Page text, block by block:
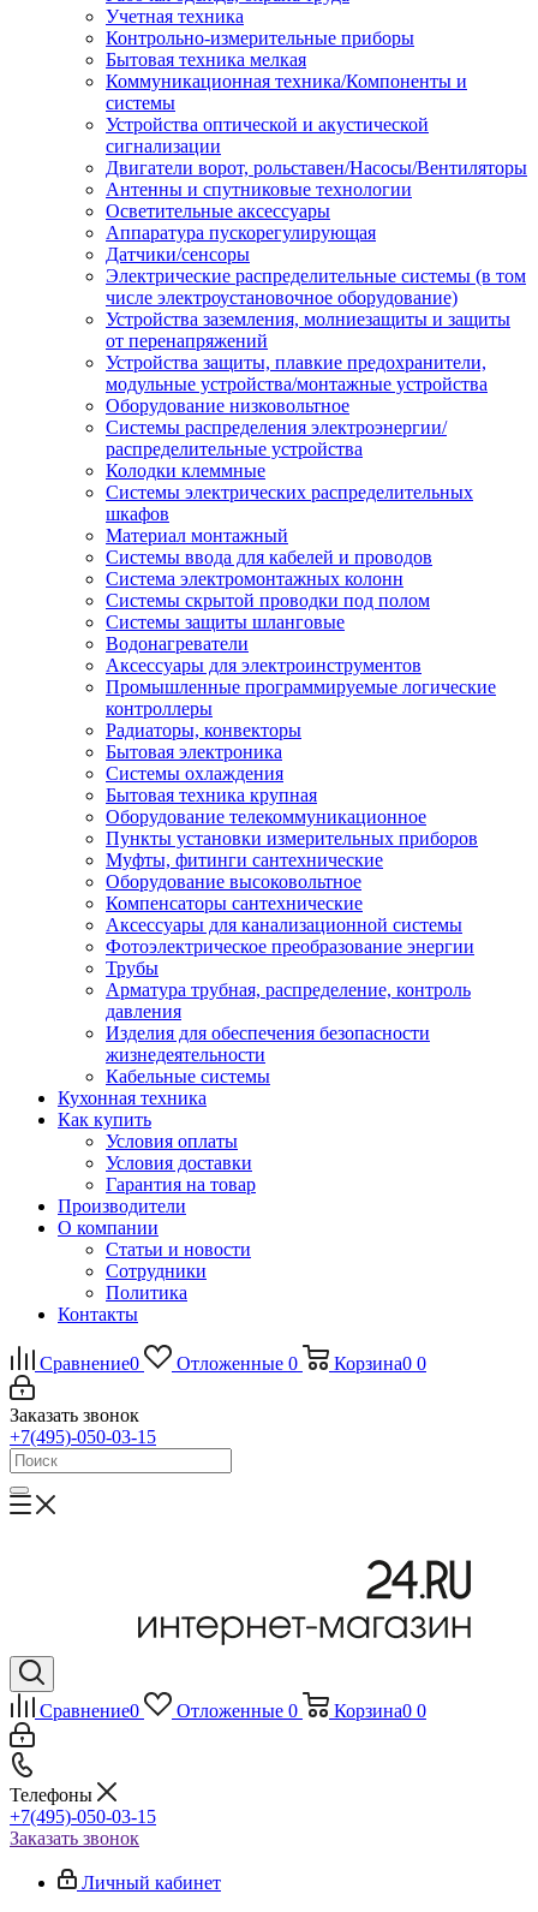
Учетная техника
Контрольно-измерительные приборы
Бытовая техника мелкая
Коммуникационная техника/Компоненты и
системы
Устройства оптической и акустической
сигнализации
Двигатели ворот, рольставен/Насосы/Вентиляторы
Антенны и спутниковые технологии
Осветительные аксессуары
Аппаратура пускорегулирующая
Датчики/сенсоры
Электрические распределительные системы (в том
числе электроустановочное оборудование)
Устройства заземления, молниезащиты и защиты
от перенапряжений
Устройства защиты, плавкие предохранители,
модульные устройства/монтажные устройства
Оборудование низковольтное
Системы распределения электроэнергии/
распределительные устройства
Колодки клеммные
Системы электрических распределительных
шкафов
Материал монтажный
Системы ввода для кабелей и проводов
Система электромонтажных колонн
Системы скрытой проводки под полом
Системы защиты шланговые
Водонагреватели
Аксессуары для электроинструментов
Промышленные программируемые логические
контроллеры
Радиаторы, конвекторы
Бытовая электроника
Системы охлаждения
Бытовая техника крупная
Оборудование телекоммуникационное
Пункты установки измерительных приборов
Муфты, фитинги сантехнические
Оборудование высоковольтное
Компенсаторы сантехнические
Аксессуары для канализационной системы
Фотоэлектрическое преобразование энергии
Трубы
Арматура трубная, распределение, контроль
давления
Изделия для обеспечения безопасности
жизнедеятельности
Кабельные системы
Кухонная техника
Как купить
Условия оплаты
Условия доставки
Гарантия на товар
Производители
О компании
Статьи и новости
Сотрудники
Политика
Контакты
Сравнение0 Отложенные 0 Корзина0 0
Заказать звонок
+7(495)-050-03-15
Сравнение0 Отложенные 0 Корзина0 0
Телефоны
+7(495)-050-03-15
Заказать звонок
Личный кабинет